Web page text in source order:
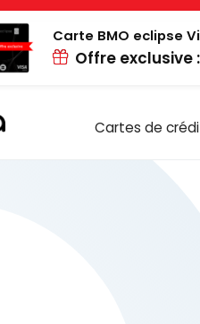
Carte BMO eclipse
Offre exclusive
Cartes de